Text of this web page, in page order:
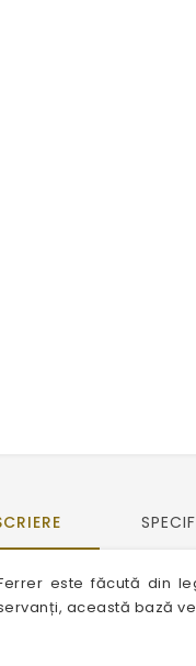
este făcută din
această bază